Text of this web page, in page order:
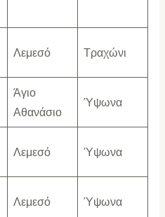
Λεμεσό Τραχώνι
Άγιο
Αθανάσιο
Ύψωνα
Λεμεσό Ύψωνα
Λεμεσό Ύψωνα